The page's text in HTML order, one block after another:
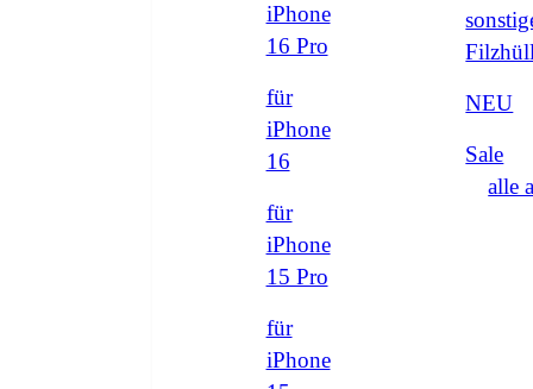
iPhone
16 Pro
für
iPhone
16
für
iPhone
15 Pro
für
iPhone
NEU
Sale
alle